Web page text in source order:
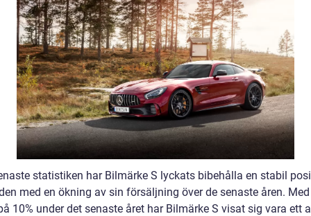
statistiken har Bilmärke S lyckats bibehålla en stabil
med en ökning av sin försäljning över de senaste åren.
10% under det senaste året har Bilmärke S visat sig vara ett